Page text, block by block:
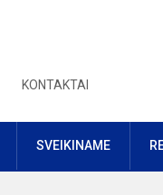
KONTAKTAI
SVEIKINAME